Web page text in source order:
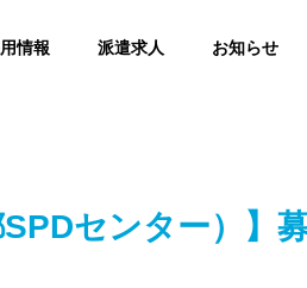
情報 派遣求人 お知らせ
SPDセンター）】